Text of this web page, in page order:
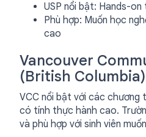
USP nổi bật: Hands-on
Phù hợp: Muốn học
cao
Vancouver
(British Columbia)
VCC nổi bật với các chương
có tính thực hành cao.
và phù hợp với sinh viên